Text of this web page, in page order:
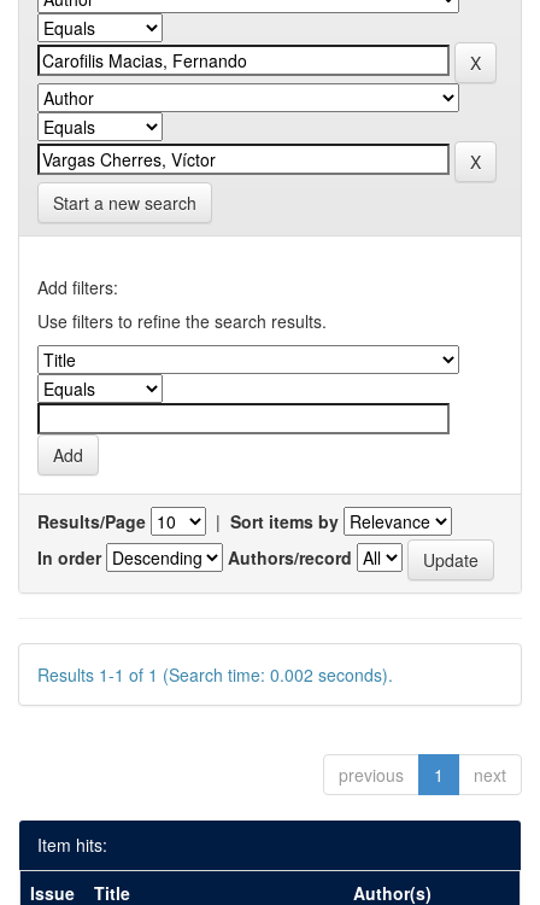
Start a new search
Add filters:
Use filters to refine the search results.
Results/Page | Sort items by
In order
Authors/record
Results 1-1 of 1 (Search time: 0.002 seconds).
previous 1 next
Item hits:
Issue
Title Author(s)